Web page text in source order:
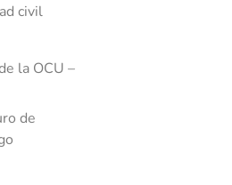
civil
la OCU –
de